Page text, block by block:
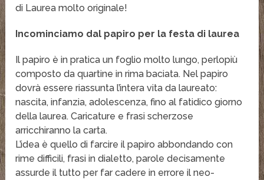
di Laurea molto originale!
Incominciamo dal papiro per la festa di laurea
Il papiro è in pratica un foglio molto lungo, perlopiù
composto da quartine in rima baciata. Nel papiro
dovrà essere riassunta l’intera vita da laureato:
nascita, infanzia, adolescenza, fino al fatidico giorno
della laurea. Caricature e frasi scherzose
arricchiranno la carta.
L’idea è quello di farcire il papiro abbondando con
rime difficili, frasi in dialetto, parole decisamente
assurde il tutto per far cadere in errore il neo-